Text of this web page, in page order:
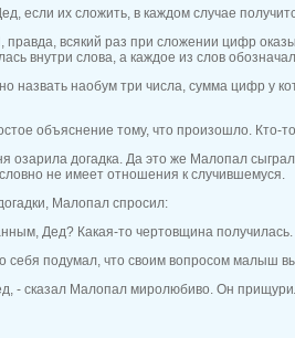
если их сложить, в каждом случае
правда, всякий раз при сложении цифр
внутри слова, а каждое из слов
назвать наобум три числа, сумма цифр у
объяснение тому, что произошло. Кто-
озарила догадка. Да это же Малопал
не имеет отношения к случившемуся.
Малопал спросил:
Дед? Какая-то чертовщина получилась.
себя подумал, что своим вопросом малыш
- сказал Малопал миролюбиво. Он